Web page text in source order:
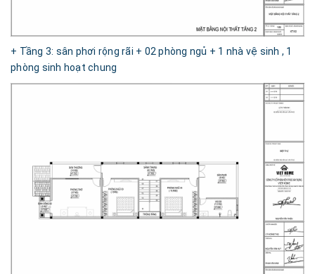
+ Tầng 3: sân phơi rộng rãi + 02 phòng ngủ + 1 nhà vệ sinh , 1
phòng sinh hoạt chung